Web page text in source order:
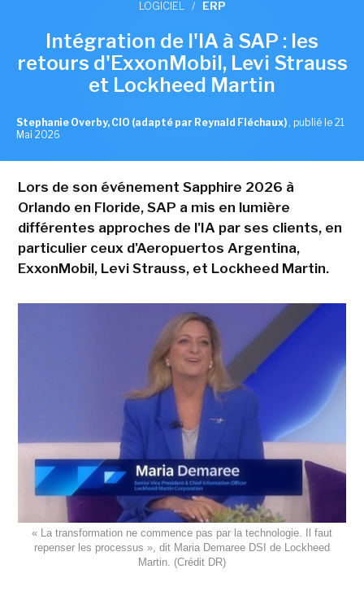
LOGICIEL / ERP
Intégration de l'IA à SAP : les
retours d'ExxonMobil, Levi Strauss
et Lockheed Martin
Stephanie Overby, CIO (adapté par Reynald Fléchaux) , publié le 21
Mai 2026
Lors de son événement Sapphire 2026 à
Orlando en Floride, SAP a mis en lumière
différentes approches de l'IA par ses clients, en
particulier ceux d'Aeropuertos Argentina,
ExxonMobil, Levi Strauss, et Lockheed Martin.
« La transformation ne commence pas par la technologie. Il faut
repenser les processus », dit Maria Demaree DSI de Lockheed
Martin. (Crédit DR)